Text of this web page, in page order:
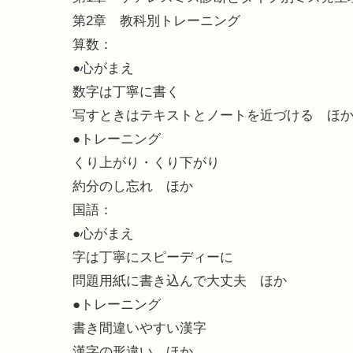
第2章 教科別トレーニング
算数：
●心がまえ
数字は丁寧に書く
写すときはテキストとノートを近づける ほか
●トレーニング
くり上がり・くり下がり
約分のし忘れ ほか
国語：
●心がまえ
字は丁寧にスピーディーに
問題用紙に書き込んで大丈夫 ほか
●トレーニング
書き間違いやすい漢字